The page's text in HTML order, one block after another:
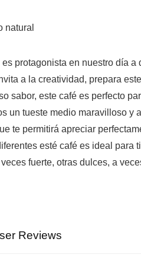
natural
es protagonista en nuestro día
a la creatividad, prepara
sabor, este café es perfecto
un tueste medio maravilloso y
te permitirá apreciar
esté café es ideal para
fuerte, otras dulces, a
Reviews